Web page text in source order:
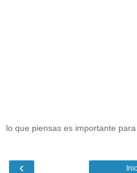
lo que piensas es importante
‹